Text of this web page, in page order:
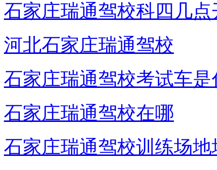
石家庄瑞通驾校科四几
河北石家庄瑞通驾校
石家庄瑞通驾校考试车是
石家庄瑞通驾校在哪
石家庄瑞通驾校训练场地